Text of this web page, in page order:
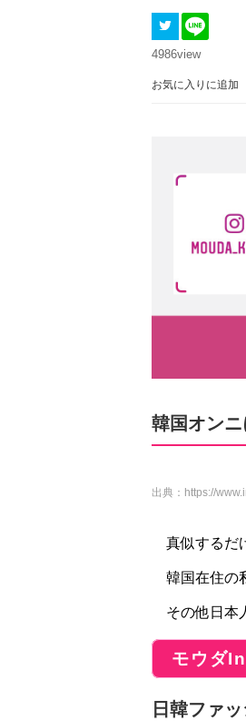
4986view
お気に入りに追加
韓国オンニ
出典： https://
真似するだ
韓国在住の
その他日本
モウダ
日韓ファ